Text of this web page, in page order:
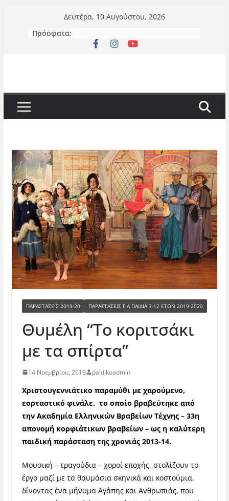
περιεχόμενο
Δευτέρα, 10 Αυγούστου, 2026
Πρόσφατα:
ΠΑΡΑΣΤΑΣΕΙΣ 2019-20 ΠΑΡΑΣΤΆΣΕΙΣ ΓΙΑ ΠΑΙΔΙΆ 3-12 ΕΤΏΝ 2019-2020
Θυμέλη “Το κοριτσάκι
με τα σπίρτα”
14 Νοεμβρίου, 2019 paidikoadmin
Χριστουγεννιάτικο παραμύθι με χαρούμενο,
εορταστικό φινάλε, το οποίο βραβεύτηκε από
την Ακαδημία Ελληνικών Βραβείων Τέχνης – 33η
απονομή κορφιάτικων βραβείων – ως η καλύτερη
παιδική παράσταση της χρονιάς 2013-14.
Μουσική – τραγούδια – χοροί εποχής, στολίζουν το
έργο μαζί με τα θαυμάσια σκηνικά και κοστούμια,
δίνοντας ένα μήνυμα Αγάπης και Ανθρωπιάς, που